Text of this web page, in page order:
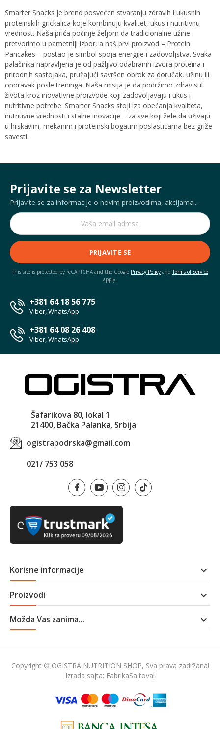
Smarter Snacks je brend posvećen stvaranju zdravih i ukusnih
proteinskih grickalica koje kombinuju kvalitet, ukus i nutritivnu
vrednost. Naša priča počinje željom da tradicionalne užine
pretvorimo u pametniji izbor, a naš prvi proizvod – Protein
Pancakes – postao je simbol spoja energije i zadovoljstva. Svaka
palačinka napravljena je od pažljivo odabranih izvora proteina i
prirodnih sastojaka, pružajući savršen obrok za doručak, užinu ili
oporavak posle treninga. Naša misija je da podržimo zdrav stil
života kroz inovativne proizvode koji zadovoljavaju i ukus i
nutritivne potrebe. Smarter Snacks stoji iza obećanja kvaliteta,
nutritivne vrednosti i stalne inovacije – za sve koji žele da uživaju
u hrskavim, mekanim i proteinski bogatim poslasticama bez griže
savesti.
Prijavite se za Newsletter
Prijavite se za informacije o novim proizvodima, akcijama...
PRIJAVITE SE
This site is protected by reCAPTCHA and the Google Privacy Policy andTerms of Service
apply.
+381 64 18 56 775
Viber, WhatsApp
+381 64 08 26 408
Viber, WhatsApp
Šafarikova 80, lokal 1
21400, Bačka Palanka, Srbija
ogistrapodrska@gmail.com
021/ 753 058
Korisne informacije 
Proizvodi 
Možda Vas zanima... 
Copyright © OGISTRA NUTRITION SHOP, Sva prava zadržana!
Izrada sajta: FabrikaSajtova!